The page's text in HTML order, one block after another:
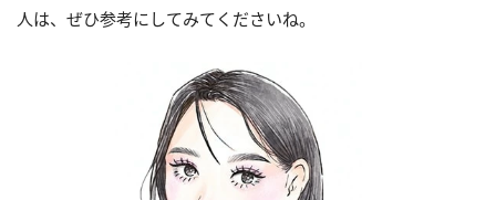
人は、ぜひ参考にしてみてくださいね。